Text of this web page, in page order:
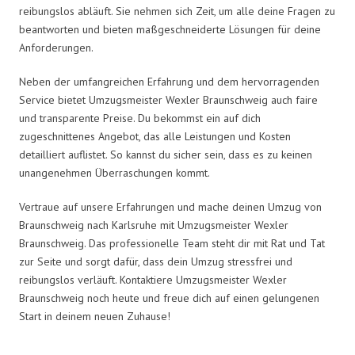
reibungslos abläuft. Sie nehmen sich Zeit, um alle deine Fragen zu
beantworten und bieten maßgeschneiderte Lösungen für deine
Anforderungen.
Neben der umfangreichen Erfahrung und dem hervorragenden
Service bietet Umzugsmeister Wexler Braunschweig auch faire
und transparente Preise. Du bekommst ein auf dich
zugeschnittenes Angebot, das alle Leistungen und Kosten
detailliert auflistet. So kannst du sicher sein, dass es zu keinen
unangenehmen Überraschungen kommt.
Vertraue auf unsere Erfahrungen und mache deinen Umzug von
Braunschweig nach Karlsruhe mit Umzugsmeister Wexler
Braunschweig. Das professionelle Team steht dir mit Rat und Tat
zur Seite und sorgt dafür, dass dein Umzug stressfrei und
reibungslos verläuft. Kontaktiere Umzugsmeister Wexler
Braunschweig noch heute und freue dich auf einen gelungenen
Start in deinem neuen Zuhause!